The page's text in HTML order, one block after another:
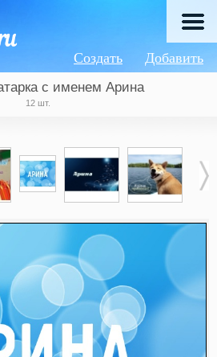
Добавить
Создать
с именем Арина
12 шт.